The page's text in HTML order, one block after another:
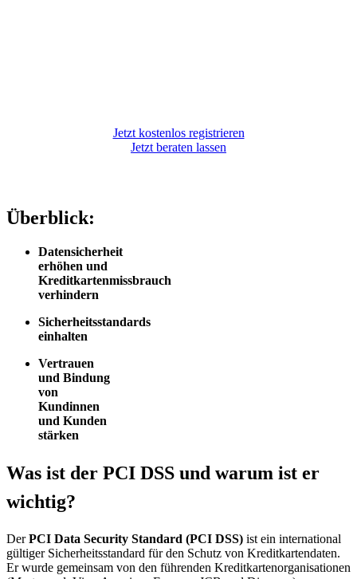
Jetzt kostenlos registrieren
Jetzt beraten lassen
Überblick:
Datensicherheit
erhöhen und
Kreditkartenmissbrauch
verhindern
Sicherheitsstandards
einhalten
Vertrauen
und Bindung
von
Kundinnen
und Kunden
stärken
Was ist der PCI DSS und warum ist er
wichtig?
DerPCI Data Security Standard (PCI DSS) ist ein international
gültiger Sicherheitsstandard für den Schutz von Kreditkartendaten.
Er wurde gemeinsam von den führenden Kreditkartenorganisationen